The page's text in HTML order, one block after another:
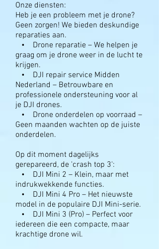
Onze diensten:
Heb je een probleem met je drone?
Geen zorgen! We bieden deskundige
reparaties aan.
• Drone reparatie – We helpen je
graag om je drone weer in de lucht te
krijgen.
• DJI repair service Midden
Nederland – Betrouwbare en
professionele ondersteuning voor al
je DJI drones.
• Drone onderdelen op voorraad –
Geen maanden wachten op de juiste
onderdelen.
Op dit moment dagelijks
gerepareerd, de 'crash top 3':
• DJI Mini 2 – Klein, maar met
indrukwekkende functies.
• DJI Mini 4 Pro – Het nieuwste
model in de populaire DJI Mini-serie.
• DJI Mini 3 (Pro) – Perfect voor
iedereen die een compacte, maar
krachtige drone wil.